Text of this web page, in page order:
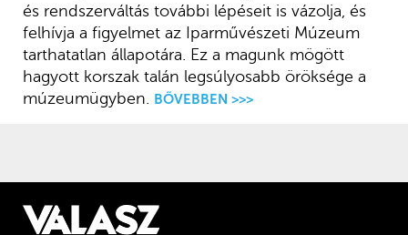
és rendszerváltás további lépéseit is vázolja, és
felhívja a figyelmet az Iparművészeti Múzeum
tarthatatlan állapotára. Ez a magunk mögött
hagyott korszak talán legsúlyosabb öröksége a
múzeumügyben.
BŐVEBBEN >>>